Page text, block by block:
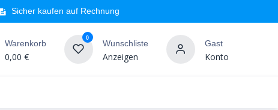
Sicher kaufen auf Rechnung
Warenkorb
0,00 €
0
Wunschliste
Anzeigen
Gast
Konto